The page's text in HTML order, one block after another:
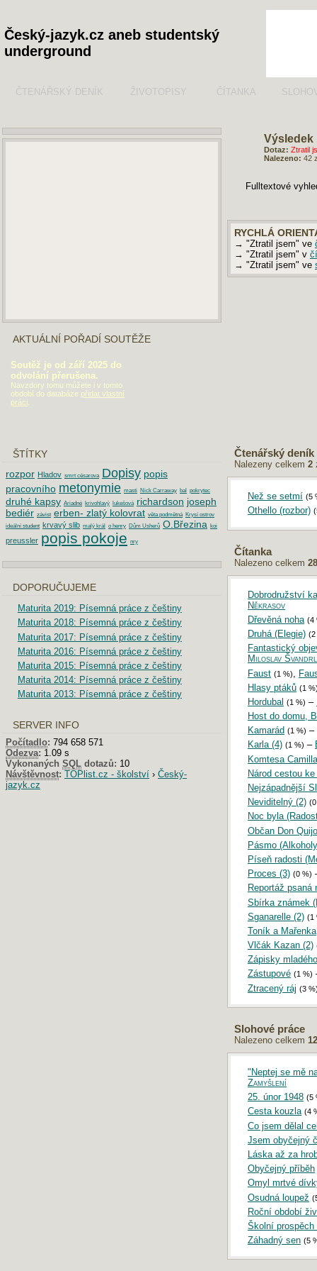
Český-jazyk.cz aneb studentský
underground
ČTENÁŘSKÝ DENÍK ŽIVOTOPISY ČÍTANKA
Výsledek
Dotaz: Ztratil
Nalezeno: 42
Fulltextové
RYCHLÁ
→ "Ztratil jsem" ve
→ "Ztratil jsem" v
→ "Ztratil jsem" ve
Čtenářský deník
Nalezeny celkem 2
Než se setmí (5
Othello (rozbor)
Čítanka
Nalezeno celkem 28
Dobrodružství
Někrasov
Dřevěná noha (4
Druhá (Elegie) (2
Fantastický
Miloslav
Faust (1 %)
Hlasy ptáků (1
Hordubal (1 %) –
Host do domu,
Kamarád (1 %) –
Karla (4) (1 %) –
Komtesa Camilla
Národ cestou
Nejzápadnější
Neviditelný (2)
Noc byla
Občan Don
Pásmo
Píseň radosti
Proces (3) (0 %)
Reportáž psaná
Sbírka známek
Sganarelle (2) (1
Toník a Mařenka
Vlčák Kazan (2)
Zápisky
Zástupové (1 %)
Ztracený ráj (3
Slohové práce
Nalezeno celkem 12
"Neptej se mě
Zamyšlení
25. únor 1948 (5
Cesta kouzla (4
Co jsem dělal
Jsem obyčejný
Láska až za
Obyčejný příběh
Omyl mrtvé
Osudná loupež
Roční období
Školní prospěch
Záhadný sen (5
AKTUÁLNÍ POŘADÍ SOUTĚŽE
Soutěž je od září 2025 do
odvolání přerušena.
Navzdory tomu můžete i v tomto
období do databáze přidat vlastní
práci
ŠTÍTKY
rozpor Hladov smrt césarova Dopisy popis
pracovního metonymie masti Nick Carraway bal pokrytec
druhé kapsy Ariadné krivohlavý lukešová richardson joseph
bediér závist erben- zlatý kolovrat věta podmětná Krysí ostrov
ideální student krvavý slib malý král o henry Dům Usherů O.Březina koi
preussler popis pokoje nry
DOPORUČUJEME
Maturita 2019: Písemná práce z češtiny
Maturita 2018: Písemná práce z češtiny
Maturita 2017: Písemná práce z češtiny
Maturita 2016: Písemná práce z češtiny
Maturita 2015: Písemná práce z češtiny
Maturita 2014: Písemná práce z češtiny
Maturita 2013: Písemná práce z češtiny
SERVER INFO
Počítadlo: 794 658 571
Odezva: 1.09 s
Vykonaných SQL dotazů: 10
Návštěvnost: TOPlist.cz - školství › Český-
jazyk.cz